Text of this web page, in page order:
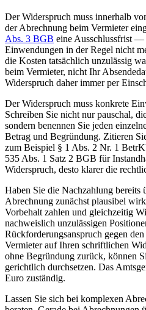
Der Widerspruch muss innerhalb
der Abrechnung beim Vermieter
Abs. 3 BGB eine Ausschlussfrist —
Einwendungen in der Regel nicht
die Kosten tatsächlich unzulässig
beim Vermieter, nicht Ihr
Widerspruch daher immer per
Der Widerspruch muss konkrete
Schreiben Sie nicht nur pauschal,
sondern benennen Sie jeden
Betrag und Begründung. Zitieren
zum Beispiel § 1 Abs. 2 Nr. 1
535 Abs. 1 Satz 2 BGB für
Widerspruch, desto klarer die
Haben Sie die Nachzahlung bereits
Abrechnung zunächst plausibel
Vorbehalt zahlen und gleichzeitig
nachweislich unzulässigen
Rückforderungsanspruch gegen
Vermieter auf Ihren schriftlichen
ohne Begründung zurück, können
gerichtlich durchsetzen. Das
Euro zuständig.
Lassen Sie sich bei komplexen